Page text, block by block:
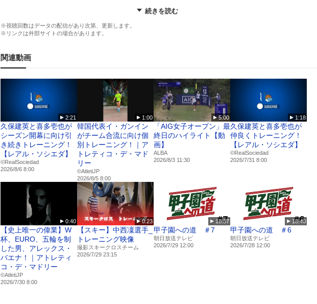
試合で結果が出ず悩んでいませんか？
世界大会優勝者・小越智就先生が監修し、短期間で効果を実感できる再現性の高い練習法を伝授します。
設備不要で誰でも実践可能な3ステップで、あなたの弓道が変わります！
指導者プロフィール
小越 智就（おこし ともなり）
錬士五段
IT企業実業団 所属
経歴
高校は、岐阜県立益田清風高等学校弓道部 (2013年度～2015年度)に所属
大学は、弓道でトップクラスの実績を誇る強豪の法政大学弓道部に所属 (2016年度～2019年度)
全関東学生弓道選手権大会では個人戦・団体戦ともに優勝
東西学生弓道選抜対抗試合では2度の優勝に貢献
全日本学生弓道王座決定戦では3年連続優勝し、最優秀選手賞にも選ばれている
社会人では、実業団の富士通弓道部に所属
第74回全日本弓道遠的選手権大会で2位
第4回世界弓道大会で優勝
大学弓道でトップクラスの実績を誇る強豪である法政大学弓道部出身。国際弓道連盟加盟25カ国・地域36チ
ーム157名が参加した第４回世界弓道大会において優勝を飾っている。
続きを読む
※視聴回数はデータの配信があり次第、更新します。
※リンクは外部サイトの場合があります。
関連動画
2:21
久保建英と喜多壱也が
シーズン開幕に向け引
き続きトレーニング！
【レアル・ソシエダ】
©RealSociedad
2026/8/6 8:00
1:00
韓国代表イ・ガンイン
がチーム合流に向け個
別トレーニング！｜ア
トレティコ・デ・マド
リー
©️AtletiJP
2026/8/5 8:00
5:00
「AIG女子オープン」最
終日のハイライト【動
画】
ALBA
2026/8/3 11:30
1:18
久保建英と喜多壱也が
仲良くトレーニング！
【レアル・ソシエダ】
©RealSociedad
2026/7/31 8:00
0:40
【史上唯一の偉業】W
杯、EURO、五輪を制
した男、アレックス・
バエナ！｜アトレティ
コ・デ・マドリー
©️AtletiJP
2026/7/30 8:00
0:23
【スキー】中西凜選手_
トレーニング映像
撮影スキークロスチーム
2026/7/29 23:15
18:37
甲子園への道 ＃7
朝日放送テレビ
2026/7/29 12:00
18:40
甲子園への道 ＃6
朝日放送テレビ
2026/7/28 12:00